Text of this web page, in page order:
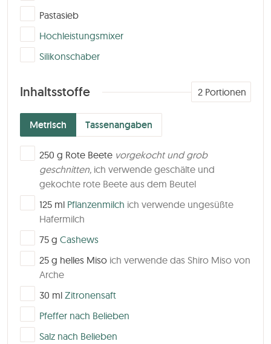
▢
Pastasieb
▢Hochleistungsmixer
▢
Silikonschaber
Inhaltsstoffe
Metrisch Tassenangaben
2 Portionen
▢
250 g Rote Beete vorgekocht und grob
geschnitten, ich verwende geschälte und
gekochte rote Beete aus dem Beutel
▢
125 ml Pflanzenmilch ich verwende ungesüßte
Hafermilch
▢
75 g Cashews
▢
25 g helles Miso ich verwende das Shiro Miso von
Arche
▢
30 ml Zitronensaft
▢
Pfeffer nach Belieben
▢
Salz nach Belieben